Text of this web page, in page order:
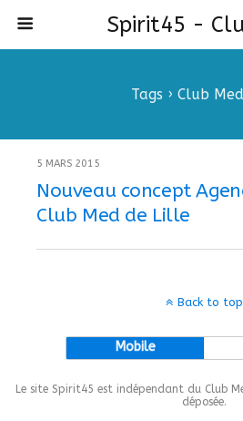
Spirit45 -
Tags › Club
5 MARS 2015
Nouveau concept
Club Med de Lille
Back to top
Mobile
Le site Spirit45 est indépendant du Club
déposée.